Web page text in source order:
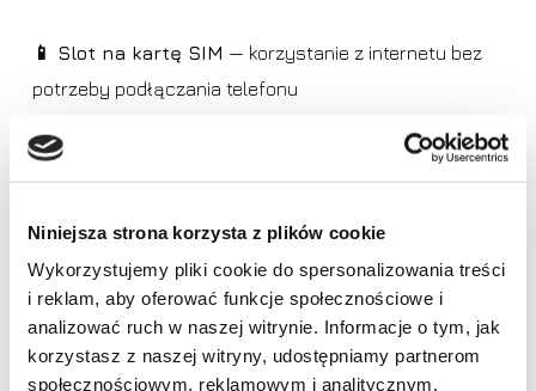
Niniejsza strona korzysta z plików cookie
Wykorzystujemy pliki cookie do spersonalizowania treści
i reklam, aby oferować funkcje społecznościowe i
analizować ruch w naszej witrynie. Informacje o tym, jak
korzystasz z naszej witryny, udostępniamy partnerom
społecznościowym, reklamowym i analitycznym.
Brak produktów w koszyku.
Idź do sklepu
📱 Slot na kartę SIM — korzystanie z internetu bez
potrzeby podłączania telefonu
🌐 Wbudowany moduł LTE
— stabilny dostęp do sieci
w trasie po włożeniu karty SIM
odtwarzanie muzyki
📡 Obsługa hotspotu— możliwość połączenia